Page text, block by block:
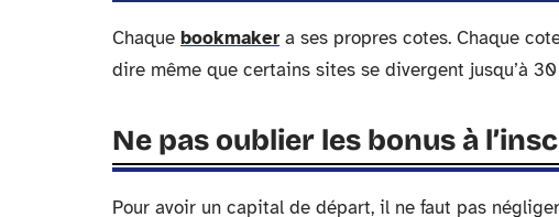
Chaque bookmaker a ses propres cotes. Chaque
dire même que certains sites se divergent jusqu’à
Ne pas oublier les bonus à
Pour avoir un capital de départ, il ne faut pas